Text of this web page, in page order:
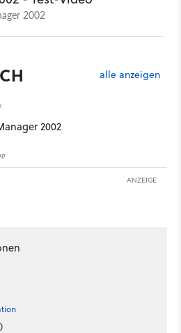
2002
alle anzeigen
2002
ANZEIGE